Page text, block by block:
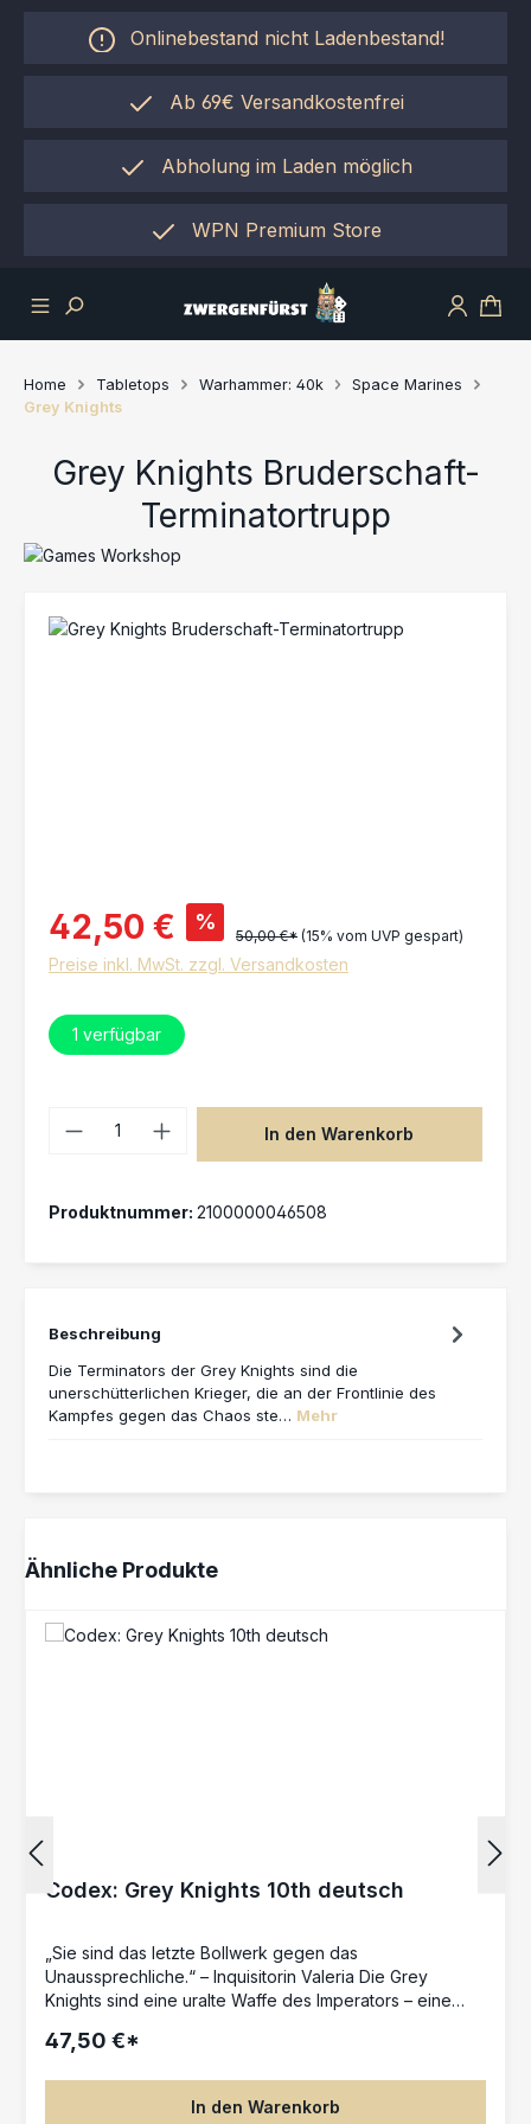
Zum Hauptinhalt springen
Onlinebestand nicht Ladenbestand!
Ab 69€ Versandkostenfrei
Abholung im Laden möglich
einfach per "Click&Collect"
WPN Premium Store
Home Tabletops Warhammer: 40k
Space Marines
Grey Knights
Grey Knights Bruderschaft-
Terminatortrupp
Bildergalerie überspringen
42,50 € %
50,00 €* (15% vom UVP gespart)
Preise inkl. MwSt. zzgl. Versandkosten
1 verfügbar
Produkt Anzahl: Gib den
In den Warenkorb
Produktnummer: 2100000046508
Beschreibung
Die Terminators der Grey Knights sind die
unerschütterlichen Krieger, die an der Frontlinie des
Kampfes gegen das Chaos ste… Mehr
Produktgalerie überspringen
Ähnliche Produkte
Codex: Grey Knights 10th deutsch
„Sie sind das letzte Bollwerk gegen das
Unaussprechliche.“ – Inquisitorin Valeria Die Grey
Knights sind eine uralte Waffe des Imperators – eine
um Dämonen zu jagen und zu vernichten. Gehüllt in
einen geheimen Krieg gegen die Dunklen Götter –
47,50 €*
In den Warenkorb